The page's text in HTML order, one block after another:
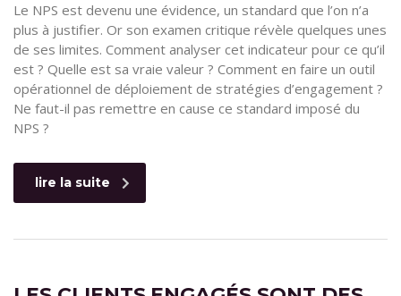
Le NPS est devenu une évidence, un standard que l’on n’a
plus à justifier. Or son examen critique révèle quelques unes
de ses limites. Comment analyser cet indicateur pour ce qu’il
est ? Quelle est sa vraie valeur ? Comment en faire un outil
opérationnel de déploiement de stratégies d’engagement ?
Ne faut-il pas remettre en cause ce standard imposé du
NPS ?
lire la suite